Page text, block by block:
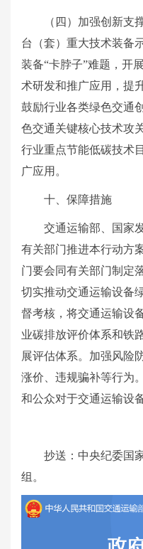
（四）加强创新支
台（套）重大技术装备
装备“卡脖子”难题，开
术研发和推广应用，提
鼓励行业各类绿色交通
色交通关键核心技术攻
行业重点节能低碳技术
广应用。
十、保障措施
交通运输部、国家
有关部门推进本行动方
门要会同有关部门制定
切实推动交通运输设备
督考核，将交通运输设
业碳排放评价体系和铁
展评估体系。加强风险
涨价、违规骗补等行为
和公众对于交通运输设
抄送：中央纪委国
组。